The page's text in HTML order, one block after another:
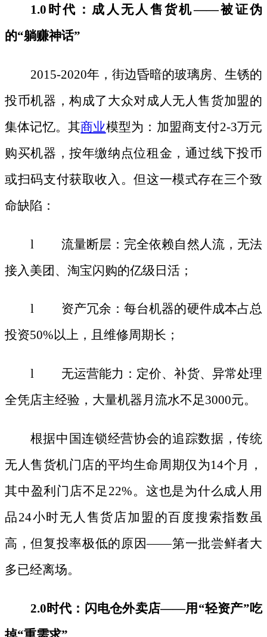
1.0时代：成人无人售货机——被证伪
的“躺赚神话”
2015-2020年，街边昏暗的玻璃房、生锈的
投币机器，构成了大众对成人无人售货加盟的
集体记忆。其商业模型为：加盟商支付2-3万元
购买机器，按年缴纳点位租金，通过线下投币
或扫码支付获取收入。但这一模式存在三个致
命缺陷：
l 流量断层：完全依赖自然人流，无法
接入美团、淘宝闪购的亿级日活；
l 资产冗余：每台机器的硬件成本占总
投资50%以上，且维修周期长；
l 无运营能力：定价、补货、异常处理
全凭店主经验，大量机器月流水不足3000元。
根据中国连锁经营协会的追踪数据，传统
无人售货机门店的平均生命周期仅为14个月，
其中盈利门店不足22%。这也是为什么成人用
品24小时无人售货店加盟的百度搜索指数虽
高，但复投率极低的原因——第一批尝鲜者大
多已经离场。
2.0时代：闪电仓外卖店——用“轻资产”吃